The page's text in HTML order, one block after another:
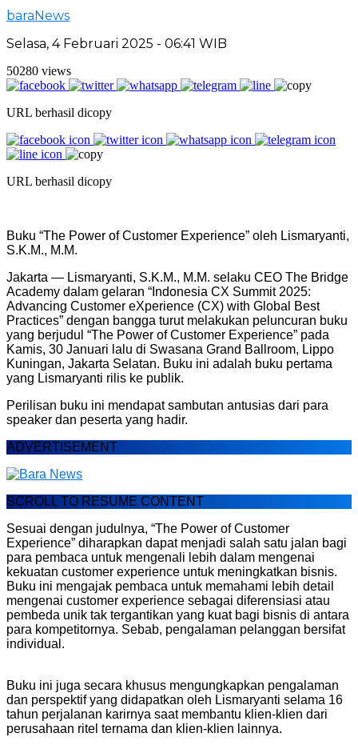
baraNews
Selasa, 4 Februari 2025 - 06:41 WIB
50280 views
URL berhasil dicopy
URL berhasil dicopy
Buku “The Power of Customer Experience” oleh Lismaryanti,
S.K.M., M.M.
Jakarta — Lismaryanti, S.K.M., M.M. selaku CEO The Bridge
Academy dalam gelaran “Indonesia CX Summit 2025:
Advancing Customer eXperience (CX) with Global Best
Practices” dengan bangga turut melakukan peluncuran buku
yang berjudul “The Power of Customer Experience” pada
Kamis, 30 Januari lalu di Swasana Grand Ballroom, Lippo
Kuningan, Jakarta Selatan. Buku ini adalah buku pertama
yang Lismaryanti rilis ke publik.
Perilisan buku ini mendapat sambutan antusias dari para
speaker dan peserta yang hadir.
ADVERTISEMENT
SCROLL TO RESUME CONTENT
Sesuai dengan judulnya, “The Power of Customer
Experience” diharapkan dapat menjadi salah satu jalan bagi
para pembaca untuk mengenali lebih dalam mengenai
kekuatan customer experience untuk meningkatkan bisnis.
Buku ini mengajak pembaca untuk memahami lebih detail
mengenai customer experience sebagai diferensiasi atau
pembeda unik tak tergantikan yang kuat bagi bisnis di antara
para kompetitornya. Sebab, pengalaman pelanggan bersifat
individual.
Buku ini juga secara khusus mengungkapkan pengalaman
dan perspektif yang didapatkan oleh Lismaryanti selama 16
tahun perjalanan karirnya saat membantu klien-klien dari
perusahaan ritel ternama dan klien-klien lainnya.